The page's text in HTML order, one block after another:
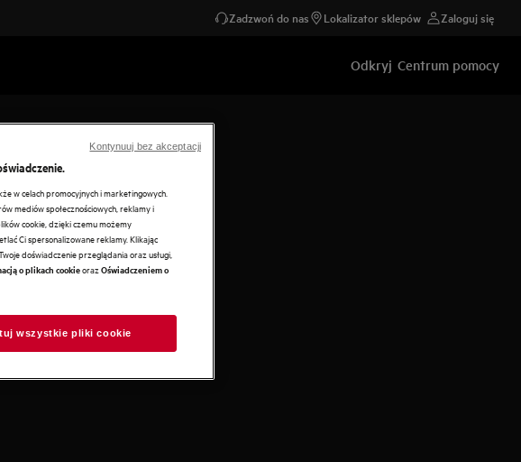
Zadzwoń do nas Lokalizator sklepów Zaloguj się
Odkryj Centrum pomocy
w celach promocyjnych i marketingowych.
mediów społecznościowych, reklamy i
cookie, dzięki czemu możemy
Ci spersonalizowane reklamy. Klikając
doświadczenie przeglądania oraz usługi,
o plikach cookieoraz Oświadczeniem o
wszystkie pliki cookie
Kontynuuj bez akceptacji